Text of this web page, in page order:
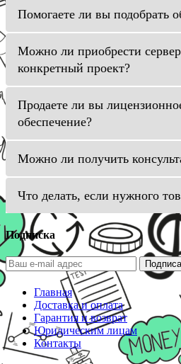
Помогаете ли вы подобрать
Можно ли приобрести
конкретный проект?
Продаете ли вы
обеспечение?
Можно ли получить
Что делать, если нужного
Подписка
Главная
Доставка и оплата
Гарантия и возврат
Юридическим лицам
Контакты